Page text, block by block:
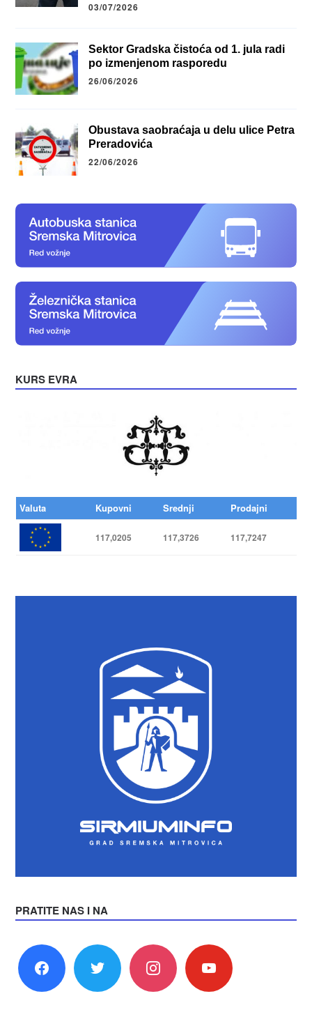
03/07/2026
Sektor Gradska čistoća od 1. jula radi
po izmenjenom rasporedu
26/06/2026
Obustava saobraćaja u delu ulice Petra
Preradovića
22/06/2026
KURS EVRA
Valuta Kupovni Srednji Prodajni
117,0205 117,3726 117,7247
PRATITE NAS I NA
facebook twitter instagram youtube